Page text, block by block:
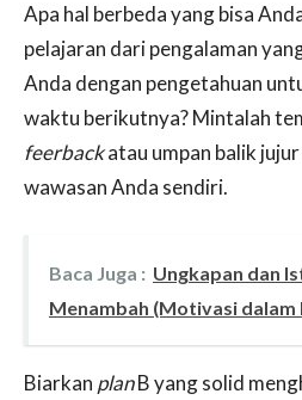
Apa hal berbeda yang bisa
pelajaran dari pengalaman
Anda dengan pengetahuan
waktu berikutnya? Mintalah
feerbackatau umpan balik
wawasan Anda sendiri.
Baca Juga : Ungkapan dan
Menambah (Motivasi dalam
Biarkan planB yang solid